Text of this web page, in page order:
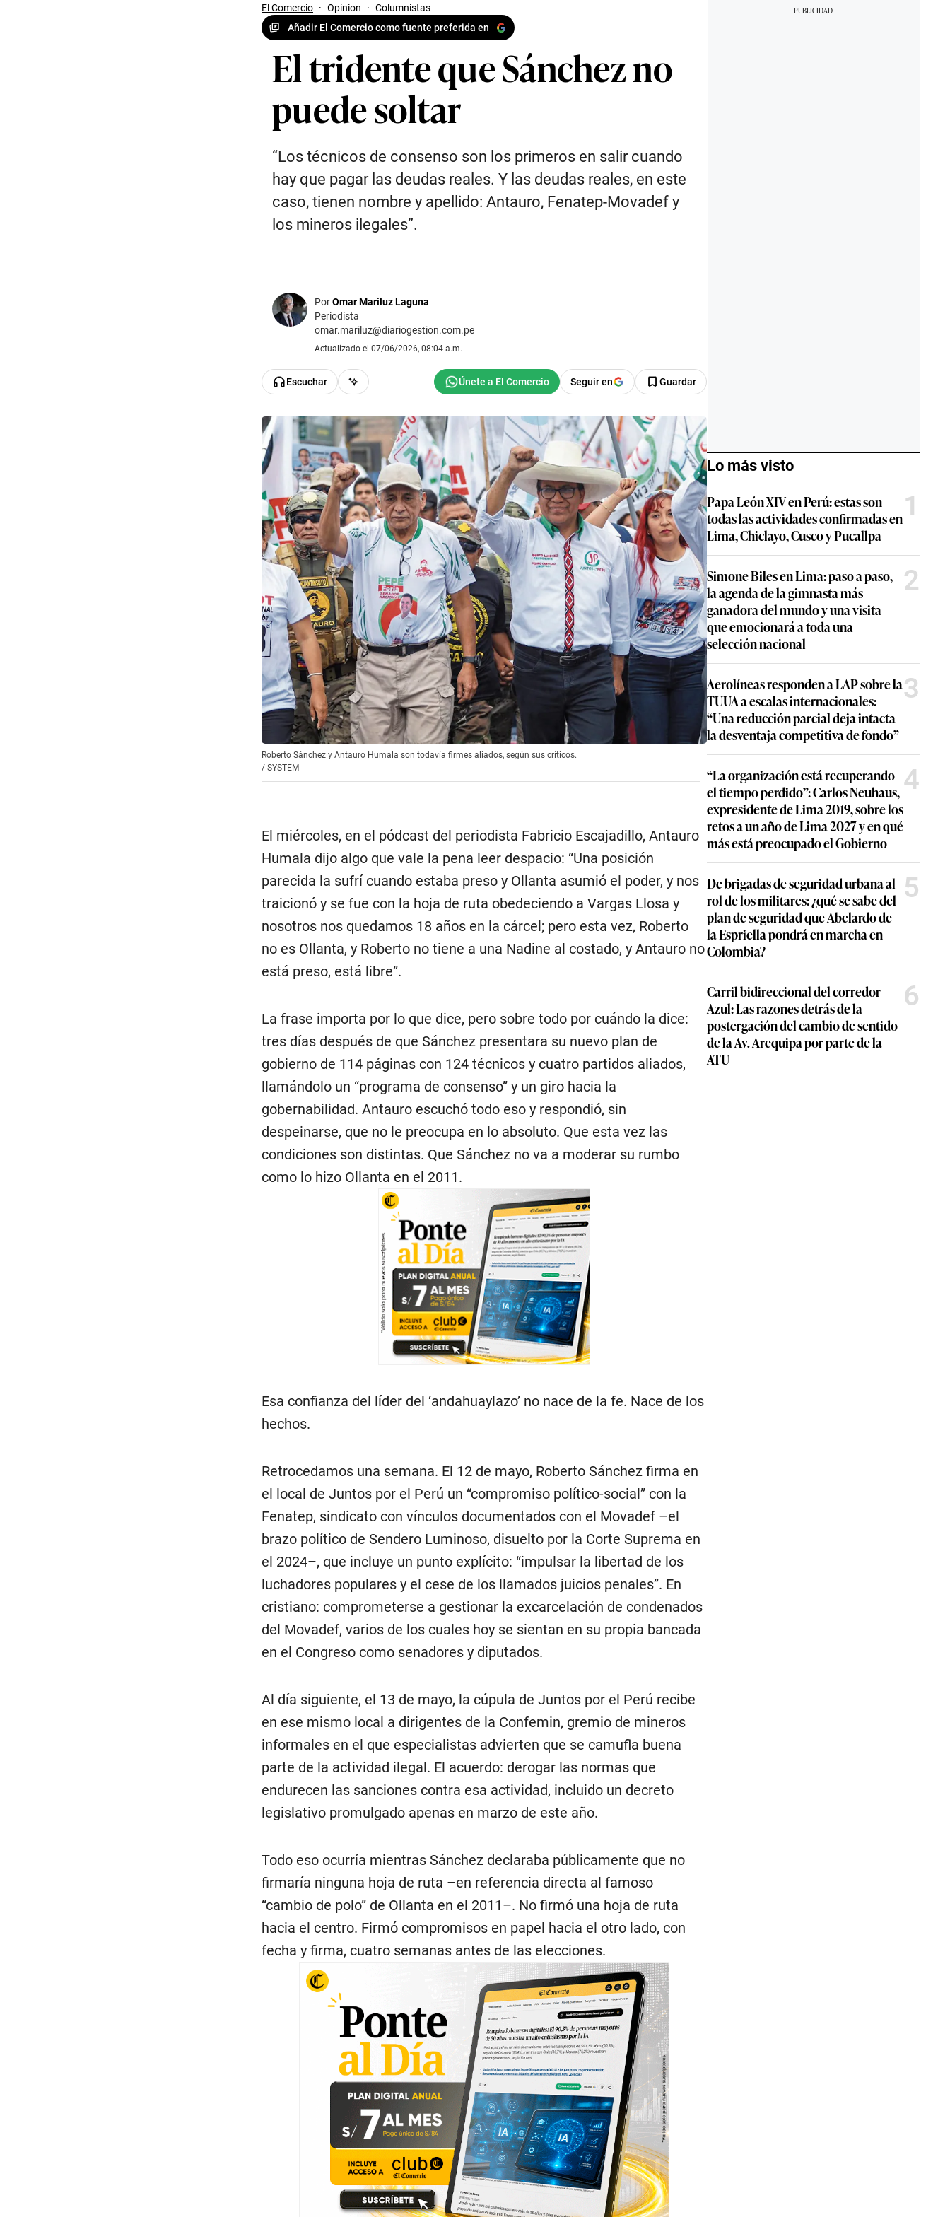
El Comercio · Opinion · Columnistas
Añadir El Comercio como fuente preferida en
El tridente que Sánchez no
puede soltar
“Los técnicos de consenso son los primeros en salir cuando
hay que pagar las deudas reales. Y las deudas reales, en este
caso, tienen nombre y apellido: Antauro, Fenatep-Movadef y
los mineros ilegales”.
PorOmar Mariluz Laguna
Periodista
omar.mariluz@diariogestion.com.pe
Actualizado el 07/06/2026, 08:04 a.m.
Escuchar Seguir en Guardar
Roberto Sánchez y Antauro Humala son todavía firmes aliados, según sus críticos.
/ SYSTEM
El miércoles, en el pódcast del periodista Fabricio Escajadillo, Antauro
Humala dijo algo que vale la pena leer despacio: “Una posición
parecida la sufrí cuando estaba preso y Ollanta asumió el poder, y nos
traicionó y se fue con la hoja de ruta obedeciendo a Vargas Llosa y
nosotros nos quedamos 18 años en la cárcel; pero esta vez, Roberto
no es Ollanta, y Roberto no tiene a una Nadine al costado, y Antauro no
está preso, está libre”.
La frase importa por lo que dice, pero sobre todo por cuándo la dice:
tres días después de que Sánchez presentara su nuevo plan de
gobierno de 114 páginas con 124 técnicos y cuatro partidos aliados,
llamándolo un “programa de consenso” y un giro hacia la
gobernabilidad. Antauro escuchó todo eso y respondió, sin
despeinarse, que no le preocupa en lo absoluto. Que esta vez las
condiciones son distintas. Que Sánchez no va a moderar su rumbo
como lo hizo Ollanta en el 2011.
Esa confianza del líder del ‘andahuaylazo’ no nace de la fe. Nace de los
hechos.
Retrocedamos una semana. El 12 de mayo, Roberto Sánchez firma en
el local de Juntos por el Perú un “compromiso político-social” con la
Fenatep, sindicato con vínculos documentados con el Movadef –el
brazo político de Sendero Luminoso, disuelto por la Corte Suprema en
el 2024–, que incluye un punto explícito: “impulsar la libertad de los
luchadores populares y el cese de los llamados juicios penales”. En
cristiano: comprometerse a gestionar la excarcelación de condenados
del Movadef, varios de los cuales hoy se sientan en su propia bancada
en el Congreso como senadores y diputados.
Al día siguiente, el 13 de mayo, la cúpula de Juntos por el Perú recibe
en ese mismo local a dirigentes de la Confemin, gremio de mineros
informales en el que especialistas advierten que se camufla buena
parte de la actividad ilegal. El acuerdo: derogar las normas que
endurecen las sanciones contra esa actividad, incluido un decreto
legislativo promulgado apenas en marzo de este año.
Todo eso ocurría mientras Sánchez declaraba públicamente que no
firmaría ninguna hoja de ruta –en referencia directa al famoso
“cambio de polo” de Ollanta en el 2011–. No firmó una hoja de ruta
hacia el centro. Firmó compromisos en papel hacia el otro lado, con
fecha y firma, cuatro semanas antes de las elecciones.
Lo más visto
Papa León XIV en Perú: estas son
todas las actividades confirmadas en
Lima, Chiclayo, Cusco y Pucallpa
1
Simone Biles en Lima: paso a paso,
la agenda de la gimnasta más
ganadora del mundo y una visita
que emocionará a toda una
selección nacional
2
Aerolíneas responden a LAP sobre la
TUUA a escalas internacionales:
“Una reducción parcial deja intacta
la desventaja competitiva de fondo”
3
“La organización está recuperando
el tiempo perdido”: Carlos Neuhaus,
expresidente de Lima 2019, sobre los
retos a un año de Lima 2027 y en qué
más está preocupado el Gobierno
4
De brigadas de seguridad urbana al
rol de los militares: ¿qué se sabe del
plan de seguridad que Abelardo de
la Espriella pondrá en marcha en
Colombia?
5
Carril bidireccional del corredor
Azul: Las razones detrás de la
postergación del cambio de sentido
de la Av. Arequipa por parte de la
ATU
6